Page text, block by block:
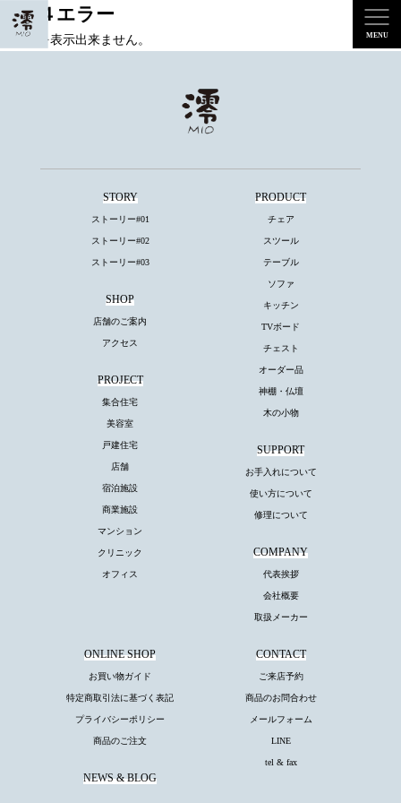
４０４エラー
ページを表示出来ません。
STORY
ストーリー#01
ストーリー#02
ストーリー#03
SHOP
店舗のご案内
アクセス
PRODUCT
チェア
スツール
テーブル
ソファ
キッチン
TVボード
チェスト
オーダー品
神棚・仏壇
木の小物
PROJECT
集合住宅
美容室
戸建住宅
店舗
宿泊施設
商業施設
マンション
クリニック
オフィス
SUPPORT
お手入れについて
使い方について
修理について
COMPANY
代表挨拶
会社概要
取扱メーカー
CONTACT
ご来店予約
商品のお問合わせ
メールフォーム
LINE
tel & fax
ONLINE SHOP
お買い物ガイド
特定商取引法に基づく表記
プライバシーポリシー
商品のご注文
NEWS & BLOG